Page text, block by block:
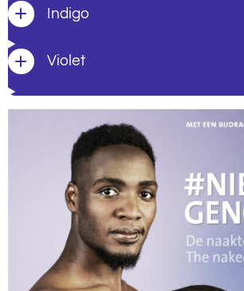
Indigo
Violet